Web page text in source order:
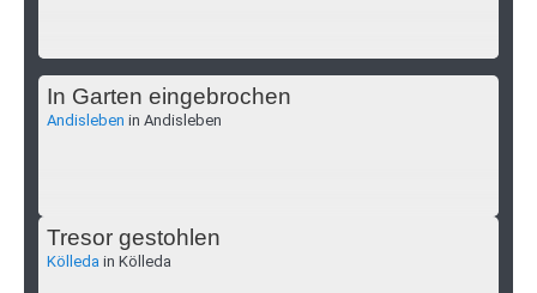
In Garten eingebrochen
Andisleben in Andisleben
Tresor gestohlen
Kölleda in Kölleda